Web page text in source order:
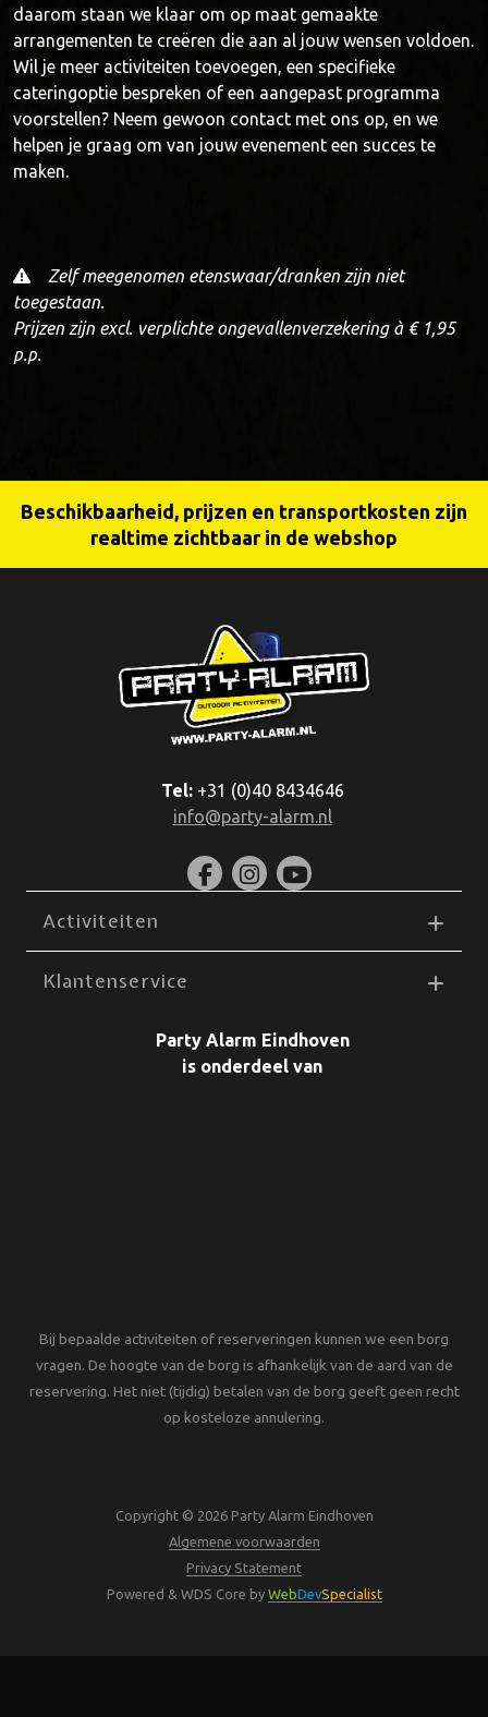
daarom staan we klaar om op maat gemaakte
arrangementen te creëren die aan al jouw wensen voldoen.
Wil je meer activiteiten toevoegen, een specifieke
cateringoptie bespreken of een aangepast programma
voorstellen? Neem gewoon contact met ons op, en we
helpen je graag om van jouw evenement een succes te
maken.
Zelf meegenomen etenswaar/dranken zijn niet
toegestaan.
Prijzen zijn excl. verplichte ongevallenverzekering à € 1,95
p.p.
Beschikbaarheid, prijzen en transportkosten zijn
realtime zichtbaar in de webshop
Tel:+31 (0)40 8434646
info@party-alarm.nl
Activiteiten
Klantenservice
Party Alarm Eindhoven
is onderdeel van
Bij bepaalde activiteiten of reserveringen kunnen we een borg
vragen. De hoogte van de borg is afhankelijk van de aard van de
reservering. Het niet (tijdig) betalen van de borg geeft geen recht
op kosteloze annulering.
Copyright © 2026 Party Alarm Eindhoven
Algemene voorwaarden
Privacy Statement
Powered & WDS Core by WebDevSpecialist